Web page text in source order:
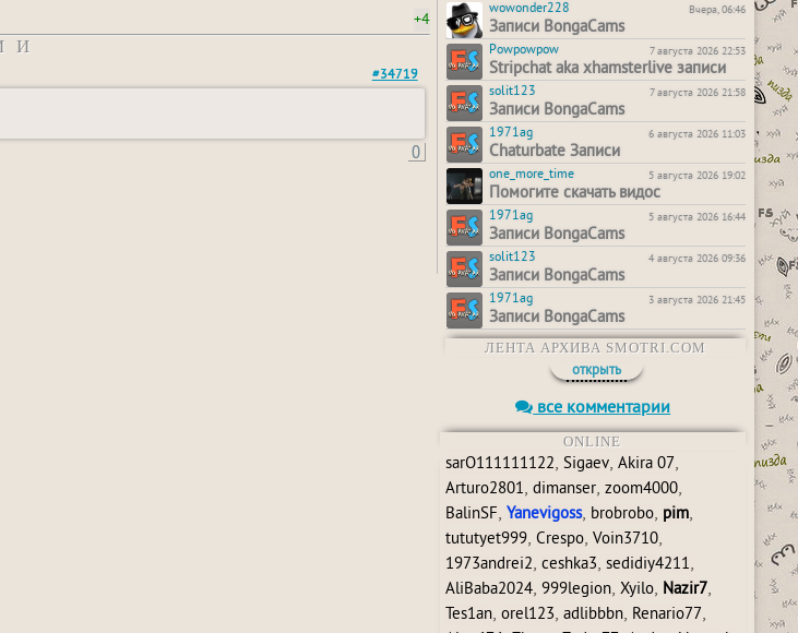
+4
#34719
0
wowonder228 Вчера, 06:46
Записи BongaCams
Powpowpow 7 августа 2026 22:53
Stripchat aka xhamsterlive записи
solit123 7 августа 2026 21:58
Записи BongaCams
1971ag 6 августа 2026 11:03
Chaturbate Записи
one_more_time 5 августа 2026 19:02
Помогите скачать видос
1971ag 5 августа 2026 16:44
Записи BongaCams
solit123 4 августа 2026 09:36
Записи BongaCams
1971ag 3 августа 2026 21:45
Записи BongaCams
ЛЕНТА АРХИВА SMOTRI.COM
открыть
все комментарии
ONLINE
sarO111111122, Sigaev, Akira 07,
Arturo2801, dimanser, zoom4000,
BalinSF, Yanevigoss, brobrobo, pim,
tututyet999, Crespo, Voin3710,
1973andrei2, ceshka3, sedidiy4211,
AliBaba2024, 999legion, Xyilo, Nazir7,
Tes1an, orel123, adlibbbn, Renario77,